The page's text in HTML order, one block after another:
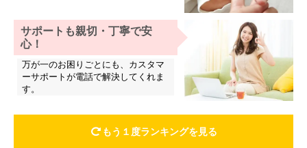
サポートも親切・丁寧で安
心！
万が一のお困りごとにも、カスタマ
ーサポートが電話で解決してくれま
す。
もう１度ランキングを見る